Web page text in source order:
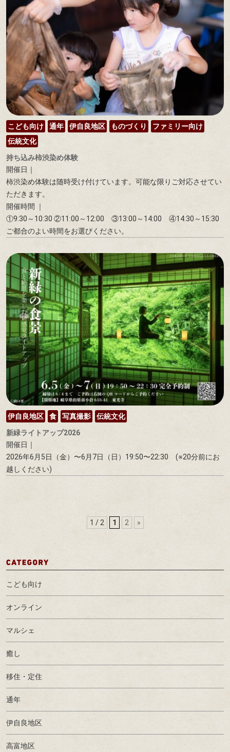
こども向け 通年 伊自良地区 ものづくり
ファミリー向け
伝統文化
持ち込み柿渋染め体験
開催日｜
柿渋染め体験は随時受け付けています。​可能な限りご対応させてい
ただきます。
開催時間 ｜
①9:30～10:30 ②11:00～12:00 ③13:00～14:00 ④14:30～15:30
ご都合のよい時間をお選びください。
伊自良地区 食 写真撮影
伝統文化
新緑ライトアップ2026
開催日｜
2026年6月5日（金）〜6月7日（日）19:50〜22:30 (※20分前にお
越しください)
1 / 2 1 2 »
こども向け
オンライン
マルシェ
癒し
移住・定住
通年
伊自良地区
高富地区